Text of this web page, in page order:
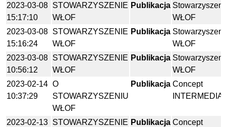
2023-03-08
15:17:10
STOWARZYSZENIE
WŁOF
Publikacja
WŁOF
2023-03-08
15:16:24
STOWARZYSZENIE
WŁOF
Publikacja
WŁOF
2023-03-08
10:56:12
STOWARZYSZENIE
WŁOF
Publikacja
WŁOF
2023-02-14
10:37:29
O
STOWARZYSZENIU
WŁOF
Publikacja Concept
INTERMEDIA
2023-02-13 STOWARZYSZENIE Publikacja Concept